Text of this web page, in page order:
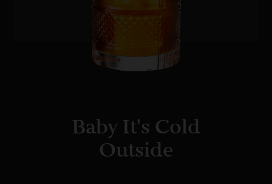
Baby It's Cold
Outside